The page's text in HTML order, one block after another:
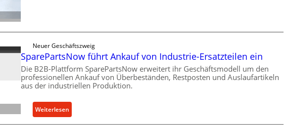
t
s
c
h
u
t
ü
o
e
n
t
w
k
Neuer Geschäftszweig
SparePartsNow führt Ankauf von Industrie-Ersatzteilen ein
Die B2B-Plattform SparePartsNow erweitert ihr Geschäftsmodell um den
professionellen Ankauf von Überbeständen, Restposten und Auslaufartikeln
aus der industriellen Produktion.
Weiterlesen
S